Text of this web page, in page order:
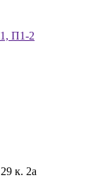
П1-2
к. 2а